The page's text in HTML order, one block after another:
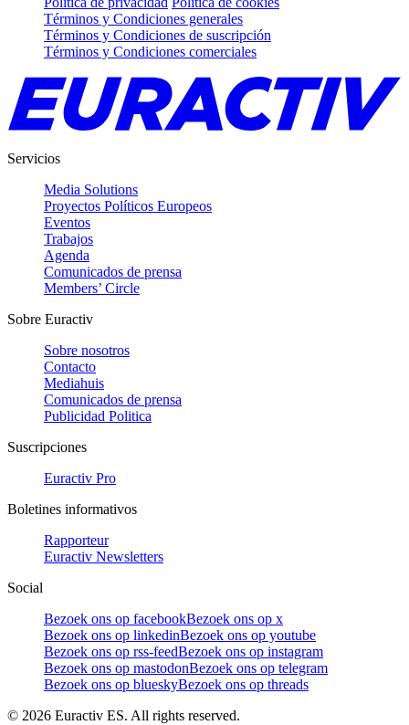
Términos y Condiciones generales
Términos y Condiciones de suscripción
Términos y Condiciones comerciales
Servicios
Media Solutions
Proyectos Políticos Europeos
Eventos
Trabajos
Agenda
Comunicados de prensa
Members’ Circle
Sobre Euractiv
Sobre nosotros
Contacto
Mediahuis
Comunicados de prensa
Publicidad Politica
Suscripciones
Euractiv Pro
Boletines informativos
Rapporteur
Euractiv Newsletters
Social
Bezoek ons op facebookBezoek ons op x
Bezoek ons op linkedinBezoek ons op youtube
Bezoek ons op rss-feedBezoek ons op instagram
Bezoek ons op mastodonBezoek ons op telegram
Bezoek ons op blueskyBezoek ons op threads
© 2026 Euractiv ES. All rights reserved.